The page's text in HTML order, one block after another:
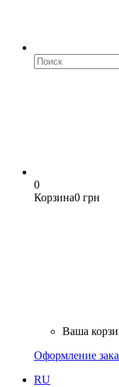
0
Корзина0 грн
Ваша
Оформление
RU